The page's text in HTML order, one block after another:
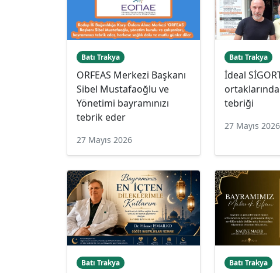
Batı Trakya
ORFEAS Merkezi Başkanı
Sibel Mustafaoğlu ve
Yönetimi bayramınızı
tebrik eder
27 Mayıs 2026
Batı Trakya
İdeal
tebriği
27 Mayıs 2026
Batı Trakya Batı Trakya